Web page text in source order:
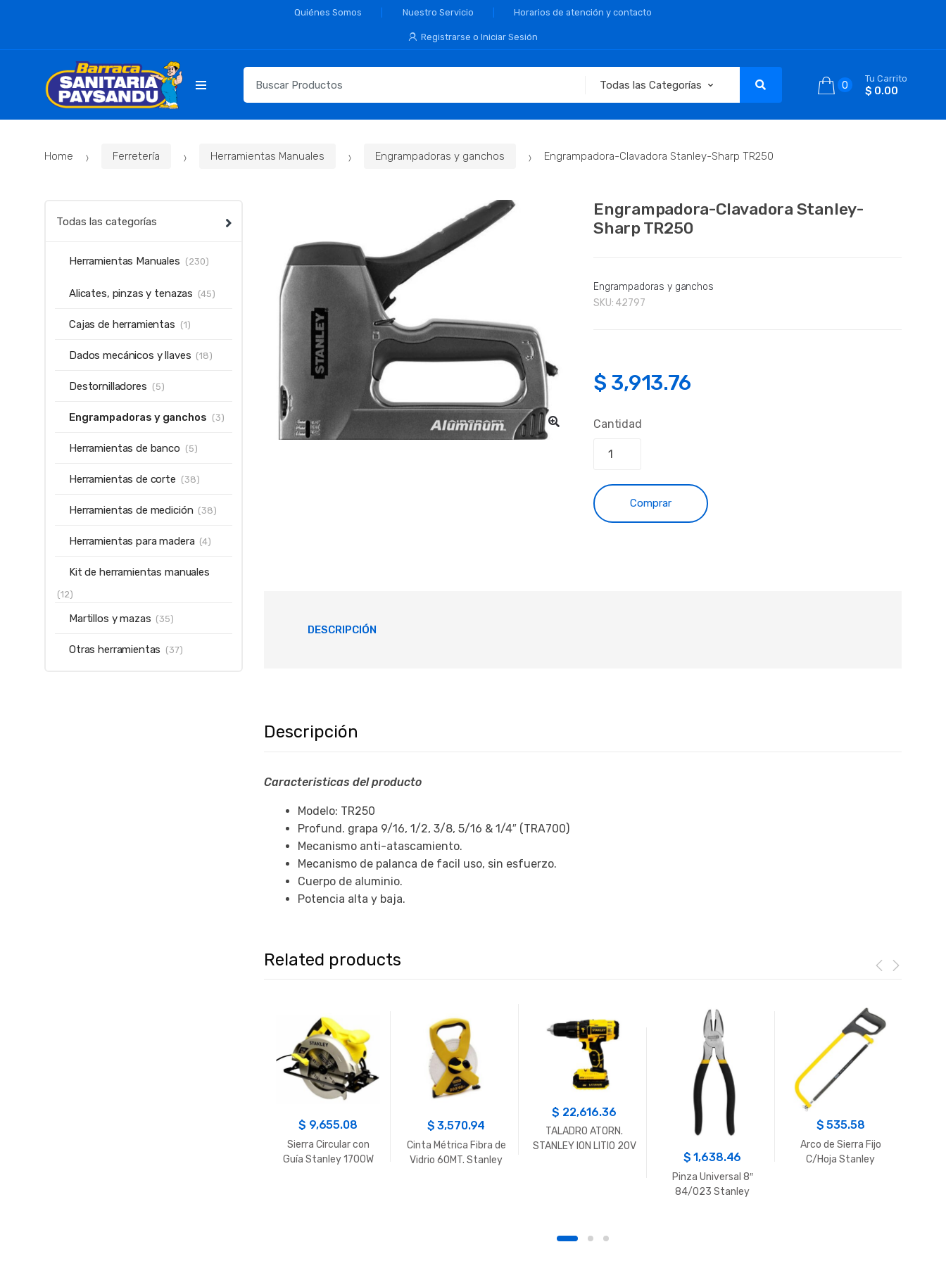
Quiénes Somos Nuestro Servicio Horarios de atención y contacto
Registrarse o Iniciar Sesión
para:
0
Tu Carrito
$ 0.00
Home Ferretería Herramientas Manuales Engrampadoras y ganchos Engrampadora-Clavadora Stanley-Sharp TR250
Engrampadora-Clavadora Stanley-
Sharp TR250
Engrampadoras y ganchos
SKU: 42797
$ 3,913.76
Cantidad
Comprar
DESCRIPCIÓN
Descripción
Caracteristicas del producto
Modelo: TR250
Profund. grapa 9/16, 1/2, 3/8, 5/16 & 1/4″ (TRA700)
Mecanismo anti-atascamiento.
Mecanismo de palanca de facil uso, sin esfuerzo.
Cuerpo de aluminio.
Potencia alta y baja.
Related products
$ 9,655.08
Sierra Circular con
Guía Stanley 1700W
$3,570.94
Cinta Métrica Fibra de
Vidrio 60MT. Stanley
$ 22,616.36
TALADRO ATORN.
STANLEY ION LITIO 20V
$1,638.46
Pinza Universal 8″
84/023 Stanley
$535.58
Arco de Sierra Fijo
C/Hoja Stanley
Todas las categorías
Herramientas Manuales (230)
Alicates, pinzas y tenazas (45)
Cajas de herramientas (1)
Dados mecánicos y llaves (18)
Destornilladores (5)
Engrampadoras y ganchos (3)
Herramientas de banco (5)
Herramientas de corte (38)
Herramientas de medición (38)
Herramientas para madera (4)
Kit de herramientas manuales
(12)
Martillos y mazas (35)
Otras herramientas (37)